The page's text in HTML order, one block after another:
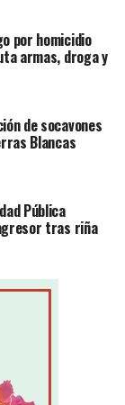
por homicidio
armas, droga y
de socavones
Blancas
Pública
tras riña